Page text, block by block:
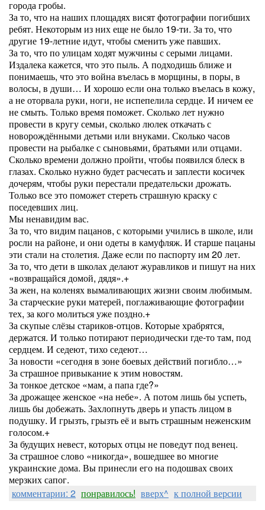
города гробы.
За то, что на наших площадях висят фотографии погибших
ребят. Некоторым из них еще не было 19-ти. За то, что
другие 19-летние идут, чтобы сменить уже павших.
За то, что по улицам ходят мужчины с серыми лицами.
Издалека кажется, что это пыль. А подходишь ближе и
понимаешь, что это война въелась в морщины, в поры, в
волосы, в души… И хорошо если она только въелась в кожу,
а не оторвала руки, ноги, не испепелила сердце. И ничем ее
не смыть. Только время поможет. Сколько лет нужно
провести в кругу семьи, сколько люлек откачать с
новорождёнными детьми или внуками. Сколько часов
провести на рыбалке с сыновьями, братьями или отцами.
Сколько времени должно пройти, чтобы появился блеск в
глазах. Сколько нужно будет расчесать и заплести косичек
дочерям, чтобы руки перестали предательски дрожать.
Только все это поможет стереть страшную краску с
поседевших лиц.
Мы ненавидим вас.
За то, что видим пацанов, с которыми учились в школе, или
росли на районе, и они одеты в камуфляж. И старше пацаны
эти стали на столетия. Даже если по паспорту им 20 лет.
За то, что дети в школах делают журавликов и пишут на них
«возвращайся домой, дядя».+
За жен, на коленях вымаливающих жизни своим любимым.
За старческие руки матерей, поглаживающие фотографии
тех, за кого молиться уже поздно.+
За скупые слёзы стариков-отцов. Которые храбрятся,
держатся. И только потирают периодически где-то там, под
сердцем. И седеют, тихо седеют…
За новости «сегодня в зоне боевых действий погибло…»
За страшное привыкание к этим новостям.
За тонкое детское «мам, а папа где?»
За дрожащее женское «на небе». А потом лишь бы успеть,
лишь бы добежать. Захлопнуть дверь и упасть лицом в
подушку. И грызть, грызть её и выть страшным неженским
голосом.+
За будущих невест, которых отцы не поведут под венец.
За страшное слово «никогда», вошедшее во многие
украинские дома. Вы принесли его на подошвах своих
мерзких сапог.
комментарии: 2 понравилось! вверх^ к полной версии